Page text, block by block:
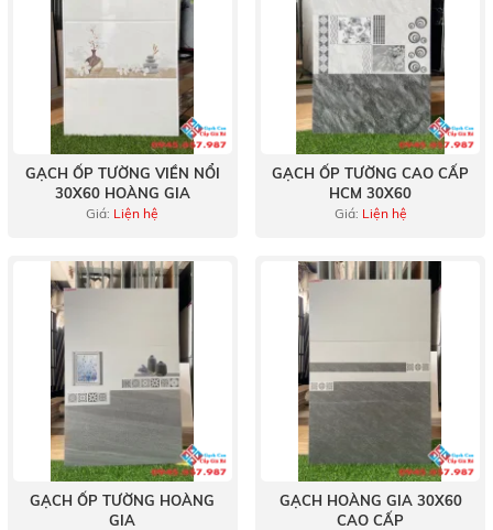
GẠCH ỐP TƯỜNG VIỀN NỔI
30X60 HOÀNG GIA
Giá: Liện hệ
GẠCH ỐP TƯỜNG CAO CẤP
HCM 30X60
Giá: Liện hệ
GẠCH ỐP TƯỜNG HOÀNG
GIA
GẠCH HOÀNG GIA 30X60
CAO CẤP